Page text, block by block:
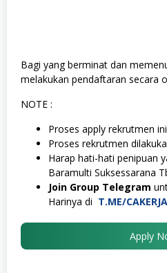
Bagi yang berminat dan
melakukan pendaftaran secara
NOTE :
Proses apply rekrutmen
Proses rekrutmen
Harap hati-hati penipuan
Baramulti Suksessarana
Join Group Telegram
Harinya di T.ME/CAKERJA
Apply